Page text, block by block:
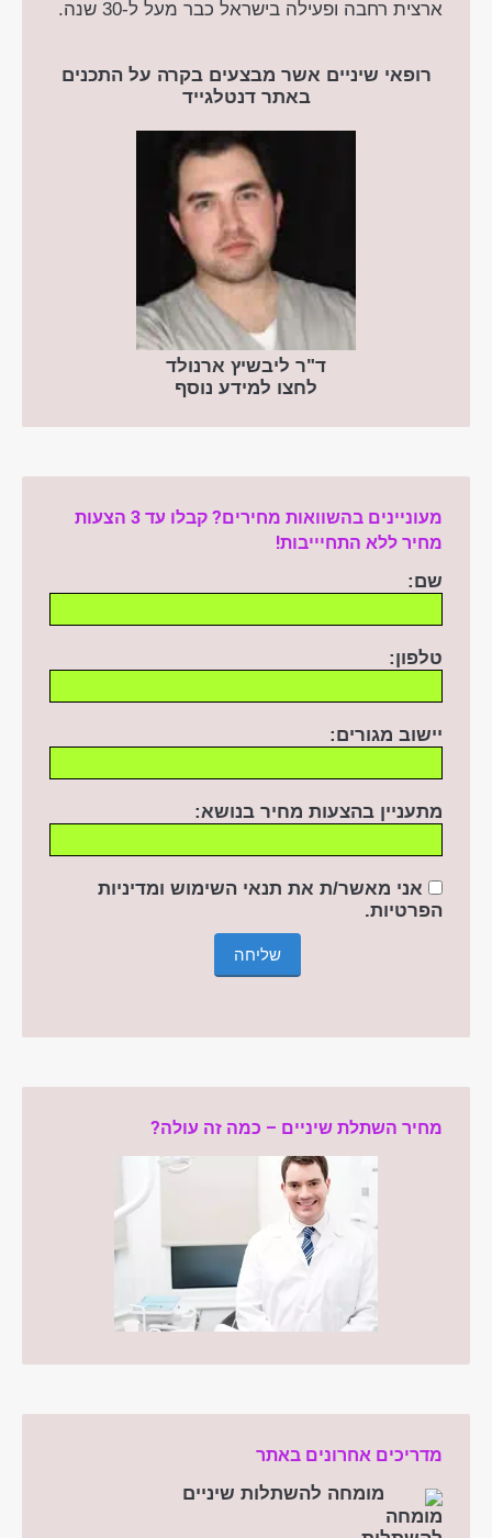
ארצית רחבה ופעילה בישראל כבר מעל ל-30 שנה.
רופאי שיניים אשר מבצעים בקרה על התכנים
באתר דנטלגייד
ד"ר ליבשיץ ארנולד
לחצו למידע נוסף
מעוניינים בהשוואות מחירים? קבלו עד 3 הצעות
מחיר ללא התחיייבות!
שם:
טלפון:
יישוב מגורים:
מתעניין בהצעות מחיר בנושא:
אני מאשר/ת את תנאי השימוש ומדיניות
הפרטיות.
מחיר השתלת שיניים – כמה זה עולה?
מדריכים אחרונים באתר
מומחה להשתלות שיניים